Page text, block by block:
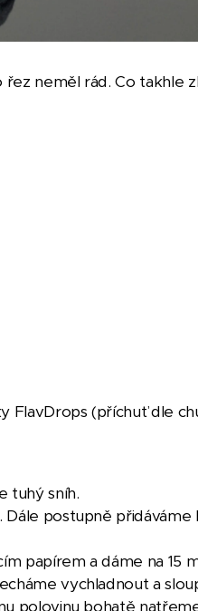
neměl rád. Co takhle
FlavDrops (příchuť dle
tuhý sníh.
postupně
papírem a dáme na 15
vychladnout a
polovinu bohatě